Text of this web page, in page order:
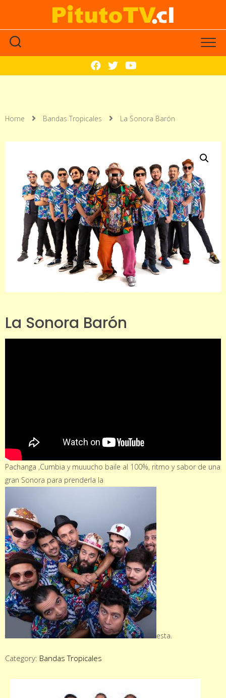
Home Bandas Tropicales La Sonora Barón
La Sonora Barón
Pachanga ,Cumbia y muuucho baile al 100%, ritmo y sabor de una
gran Sonora para prenderla la
esta.
Category: Bandas Tropicales